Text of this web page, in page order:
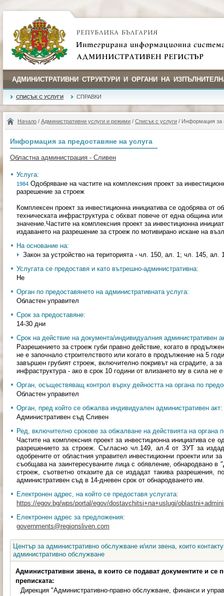
АДМИНИСТРАТИВНИ СТРУКТУРИ И ОРГАНИ НА
СПИСЪК С УСЛУГИ СПРАВКИ
Начало / Административни услуги и режими / Списък с услуги / Информация за
Информация за предоставяне на услуга
Областна администрация - Сливен
Услуга:
1984 Одобряване на частите на комплексния проект за
разрешение за строеж
Комплексен проект за инвестиционна инициатива се одобрява от
техническата инфраструктура с обхват повече от една община или
значение.Частите на комплексния проект за инвестиционна
издаването на разрешение за строеж по мотивирано искане на
На основание на:
Закон за устройство на територията - чл. 150, ал. 1; чл. 145, ал.
Услугата се предоставя и като вътрешно-административна:
Не
Орган по предоставянето на административната услуга:
Областен управител
Срок за предоставяне:
14-30 дни
Срок на действие на документа/индивидуалния административен
Разрешението за строеж губи правно действие, когато в
не е започнало строителството или когато в продължение на 5
завършен грубият строеж, включително покривът на сградите, а
инфраструктура - ако в срок 10 години от влизането му в сила не
Орган, осъществяващ контрол върху дейността на органа по
Областен управител
Орган, пред който се обжалва индивидуален административен акт:
Административен съд Сливен
Ред, включително срокове за обжалване на действията на органа
Частите на комплексния проект за инвестиционна инициатива се
разрешението за строеж. Съгласно чл.149, ал.4 от ЗУТ за
одобрените от областния управител инвестиционни проекти или
съобщава на заинтересуваните лица с обявление, обнародвано в
строеж, съответно отказите да се издадат такива разрешения,
административен съд в 14-дневен срок от обнародването им.
Електронен адрес, на който се предоставя услугата:
https://egov.bg/wps/portal/egov/dostavchitsi+na+uslugi/
Електронен адрес за предложения:
governments@regionsliven.com
Център за административно обслужване и/или звена, които
административно обслужване
Административни звена, в които се подават документите и се
преписката:
Дирекция "Административно-правно обслужване, финанси и